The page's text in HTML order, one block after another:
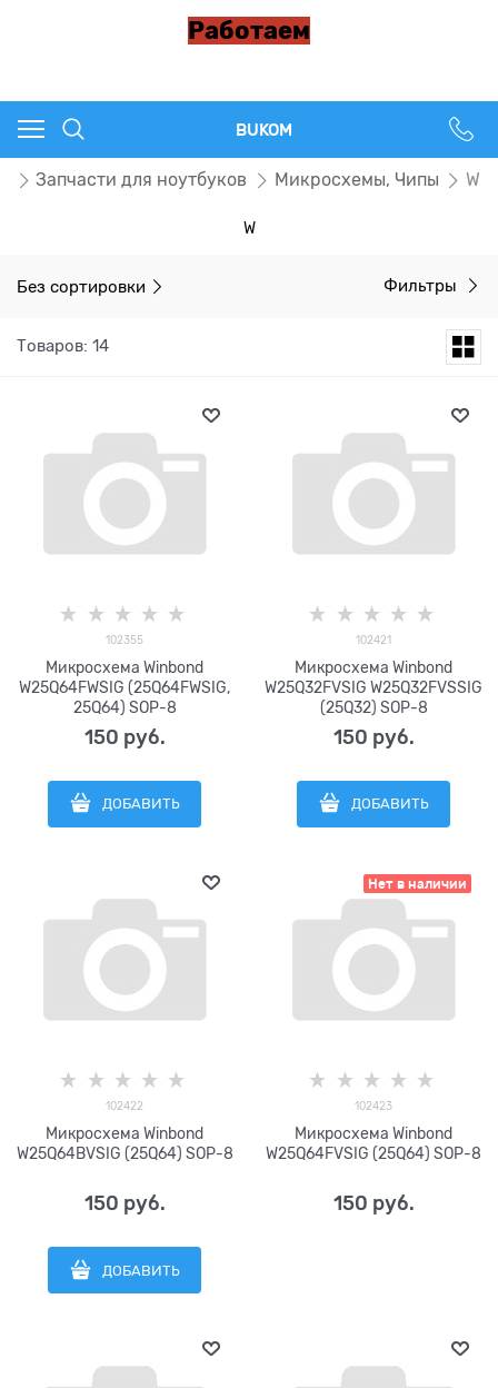
Работаем
BUKOM
Запчасти для ноутбуков Микросхемы, Чипы W
W
Без сортировки Фильтры
Товаров: 14
102355
Микросхема Winbond
W25Q64FWSIG (25Q64FWSIG,
25Q64) SOP-8
150 руб.
ДОБАВИТЬ
102421
Микросхема Winbond
W25Q32FVSIG W25Q32FVSSIG
(25Q32) SOP-8
150 руб.
ДОБАВИТЬ
102422
Микросхема Winbond
W25Q64BVSIG (25Q64) SOP-8
150 руб.
ДОБАВИТЬ
Нет в наличии
102423
Микросхема Winbond
W25Q64FVSIG (25Q64) SOP-8
150 руб.